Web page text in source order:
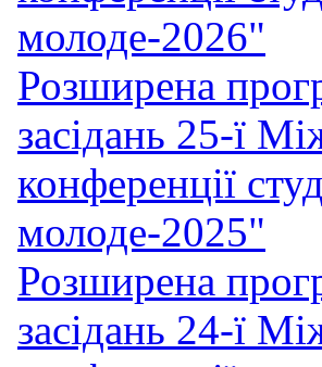
молоде-2026"
Розширена
засідань 25-ї
конференції
молоде-2025"
Розширена
засідань 24-ї